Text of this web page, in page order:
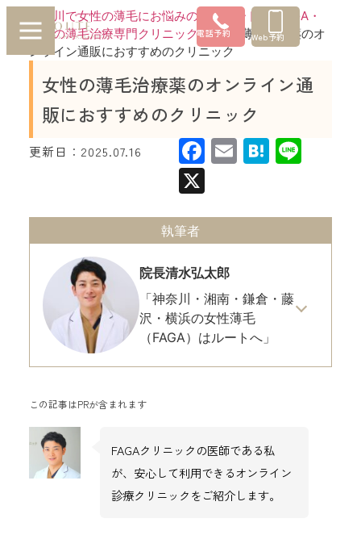
電話予約 Web予約
神奈川で女性の薄毛にお悩みの方はルートへ |FAGA・
女性の薄毛治療専門クリニック»女性の薄毛治療薬のオ
ンライン通販におすすめのクリニック
女性の薄毛治療薬のオンライン通
販におすすめのクリニック
更新日： 2025.07.16 Facebook
EmailHatena
執筆者
院長清水弘太郎
「神奈川・湘南・鎌倉・藤
沢・横浜の女性薄毛
（FAGA）はルートへ」
この記事はPRが含まれます
FAGAクリニックの医師である私
が、安心して利用できるオンライン
診療クリニックをご紹介します。